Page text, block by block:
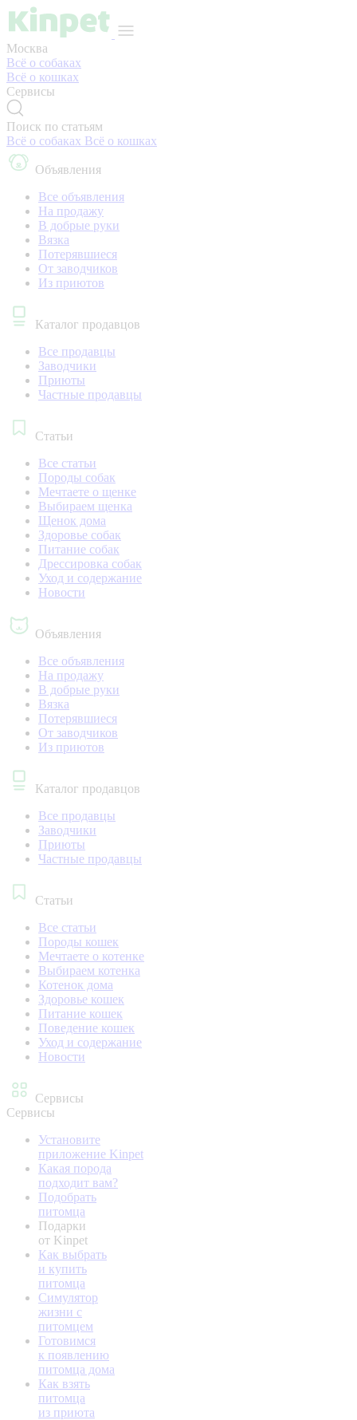
Москва
Всё о собаках
Всё о кошках
Сервисы
Поиск по статьям
Всё о собаках Всё о кошках
Объявления
Все объявления
На продажу
В добрые руки
Вязка
Потерявшиеся
От заводчиков
Из приютов
Каталог продавцов
Все продавцы
Заводчики
Приюты
Частные продавцы
Статьи
Все статьи
Породы собак
Мечтаете о щенке
Выбираем щенка
Щенок дома
Здоровье собак
Питание собак
Дрессировка собак
Уход и содержание
Новости
Объявления
Все объявления
На продажу
В добрые руки
Вязка
Потерявшиеся
От заводчиков
Из приютов
Каталог продавцов
Все продавцы
Заводчики
Приюты
Частные продавцы
Статьи
Все статьи
Породы кошек
Мечтаете о котенке
Выбираем котенка
Котенок дома
Здоровье кошек
Питание кошек
Поведение кошек
Уход и содержание
Новости
Сервисы
Сервисы
Установите
приложение Kinpet
Какая порода
подходит вам?
Подобрать
питомца
Подарки
от Kinpet
Как выбрать
и купить
питомца
Симулятор
жизни с
питомцем
Готовимся
к появлению
питомца дома
Как взять
питомца
из приюта